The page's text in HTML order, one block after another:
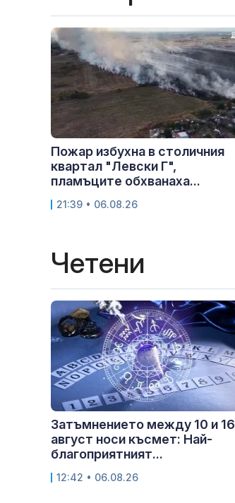
Пожар избухна в столичния
квартал "Левски Г",
пламъците обхванаха...
21:39 • 06.08.26
Четени
Затъмнението между 10 и 16
август носи късмет: Най-
благоприятният...
12:42 • 06.08.26